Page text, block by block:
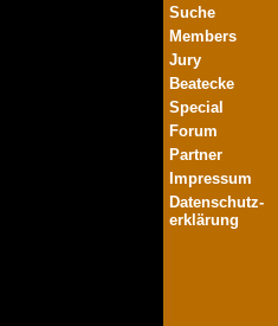
Suche
Members
Jury
Beatecke
Special
Forum
Partner
Impressum
Datenschutz-
erklärung